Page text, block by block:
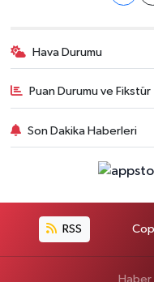
Hava Durumu
Puan Durumu ve Fikstür
Son Dakika Haberleri
RSS
Haber